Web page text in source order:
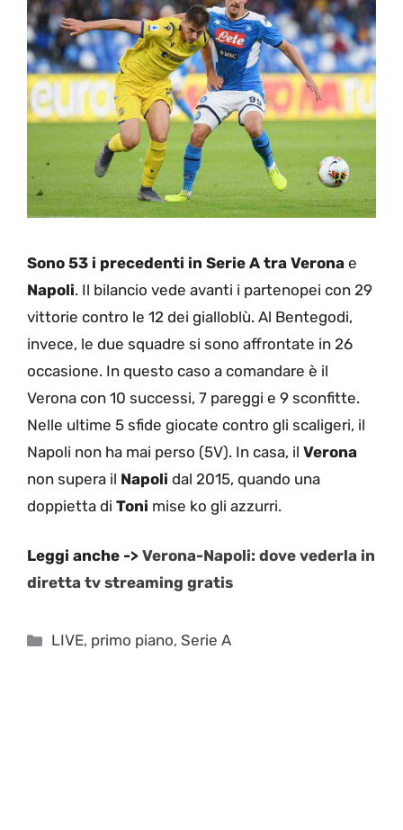
Sono 53 i precedenti in Serie A tra Verona e
Napoli. Il bilancio vede avanti i partenopei con 29
vittorie contro le 12 dei gialloblù. Al Bentegodi,
invece, le due squadre si sono affrontate in 26
occasione. In questo caso a comandare è il
Verona con 10 successi, 7 pareggi e 9 sconfitte.
Nelle ultime 5 sfide giocate contro gli scaligeri, il
Napoli non ha mai perso (5V). In casa, il Verona
non supera il Napoli dal 2015, quando una
doppietta di Toni mise ko gli azzurri.
Leggi anche -> Verona-Napoli: dove vederla in
diretta tv streaming gratis
Categorie
LIVE, primo piano,Serie A